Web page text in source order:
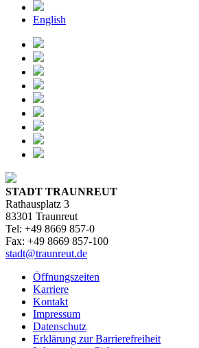
English
STADT TRAUNREUT
Rathausplatz 3
83301 Traunreut
Tel: +49 8669 857-0
Fax: +49 8669 857-100
stadt@traunreut.de
Öffnungszeiten
Karriere
Kontakt
Impressum
Datenschutz
Erklärung zur Barrierefreiheit